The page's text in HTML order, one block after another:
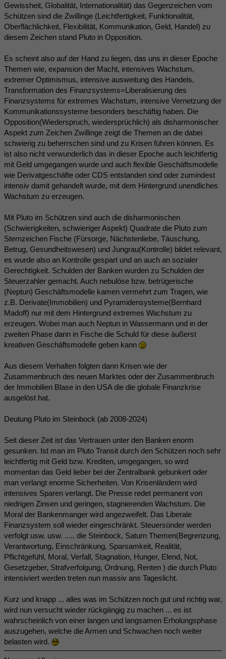
Gewissheit, Globalität, Internationalität) das Gegenzeichen vom
Schützen sind die Zwillinge (Leichtfertigkeit, Funktionalität,
Oberflächlichkeit, Flexibilität, Kommunikation, Geld, Handel) zu
diesem Zeichen stand Pluto in Opposition.
Es scheint also auf der Hand zu liegen, das uns in dieser Epoche
Themen wie, expansion der Macht, intensives Wachstum,
extremer Optimismus, intensive ausweitung des Handels,
Transformation des Finanzsystems=Liberalisierung des
Finanzsystems für extremes Wachstum, intensive Vernetzung der
Kommunikationssysteme besonders beschäftig haben. Die
Opposition(Wiederspruch, wiedersprüchlich) als disharmonischer
Aspekt zum Zeichen Zwillinge zeigt die Themen an die dabei
schwierig zu beherrschen sind und zu Krisen führen können. Es
ist also nicht verwunderlich das in dieser Epoche auch leichtfertig
mit Geld umgegangen wurde und auch flexible Geschäftsmodelle
wie Derivatgeschäfte oder CDS entstanden sind oder zumindest
intensiv damit gehandelt wurde, mit dem Hintergrund unendliches
Wachstum zu erzeugen.
Mit Pluto im Schützen sind auch die disharmonischen
(Schwierigkeiten, schwieriger Aspekt) Quadrate die Pluto zum
Sternzeichen Fische (Fürsorge, Nächstenliebe, Täuschung,
Betrug, Gesundheitswesen) und Jungrau(Kontrolle) bildet relevant,
es wurde also an Kontrolle gespart und an auch an sozialer
Gerechtigkeit. Schulden der Banken wurden zu Schulden der
Steuerzahler gemacht. Auch nebulöse bzw. betrügerische
(Neptun) Geschäftsmodelle kamen vermehrt zum Tragen, wie
z.B. Derivate(Immobilien) und Pyramidensysteme(Bernhard
Madoff) nur mit dem Hintergrund extremes Wachstum zu
erzeugen. Wobei man auch Neptun in Wassermann und in der
zweiten Phase dann in Fische die Schuld für diese äußerst
kreativen Geschäftsmodelle geben kann
Aus diesem Verhalten folgten dann Krisen wie der
Zusammenbruch des neuen Marktes oder der Zusammenbruch
der Immobilien Blase in den USA die die globale Finanzkrise
ausgelöst hat.
Deutung Pluto im Steinbock (ab 2008-2024)
Seit dieser Zeit ist das Vertrauen unter den Banken enorm
gesunken. Ist man im Pluto Transit durch den Schützen noch sehr
leichtfertig mit Geld bzw. Krediten, umgegangen, so wird
momentan das Geld lieber bei der Zentralbank gebunkert oder
man verlangt enorme Sicherheiten. Von Krisenländern wird
intensives Sparen verlangt. Die Presse redet permanent von
niedrigen Zinsen und geringen, stagnierenden Wachstum. Die
Moral der Bankenmanger wird angezweifelt. Das Liberale
Finanzsystem soll wieder eingeschränkt. Steuersünder werden
verfolgt usw. usw. ..... die Steinbock, Saturn Themen(Begrenzung,
Verantwortung, Einschränkung, Sparsamkeit, Realität,
Pflichtgefühl, Moral, Verfall, Stagnation, Hunger, Elend, Not,
Gesetzgeber, Strafverfolgung, Ordnung, Renten ) die durch Pluto
intensiviert werden treten nun massiv ans Tageslicht.
Kurz und knapp ... alles was im Schützen noch gut und richtig war,
wird nun versucht wieder rückgängig zu machen ... es ist
wahrscheinlich von einer langen und langsamen Erholungsphase
auszugehen, welche die Armen und Schwachen noch weiter
belasten wird.